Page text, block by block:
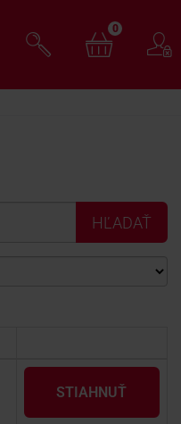
0
STIAHNUŤ